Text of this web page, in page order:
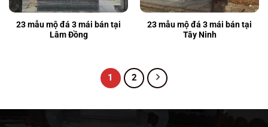
23 mẫu mộ đá 3 mái bán tại
Lâm Đồng
23 mẫu mộ đá 3 mái bán tại
Tây Ninh
1 2